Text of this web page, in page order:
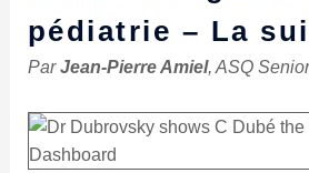
pédiatrie – La
ParJean-Pierre Amiel, ASQ
suite